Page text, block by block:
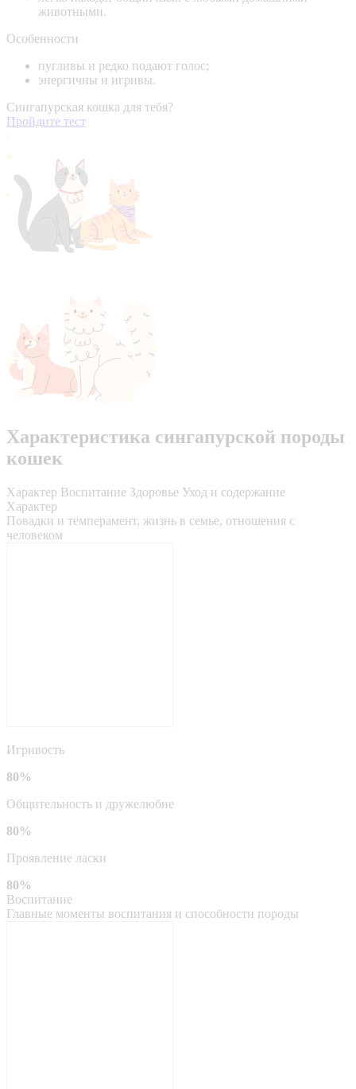
животными.
Особенности
пугливы и редко подают голос;
энергичны и игривы.
Сингапурская кошка для тебя?
Пройдите тест
Характеристика сингапурской породы
кошек
Характер Воспитание Здоровье Уход и содержание
Характер
Повадки и темперамент, жизнь в семье, отношения с
человеком
Игривость
80%
Общительность и дружелюбие
80%
Проявление ласки
80%
Воспитание
Главные моменты воспитания и способности породы